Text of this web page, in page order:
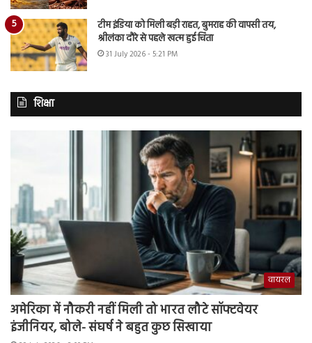
टीम इंडिया को मिली बड़ी राहत, बुमराह की वापसी तय,
श्रीलंका दौरे से पहले खत्म हुई चिंता
31 July 2026 - 5:21 PM
शिक्षा
वायरल
अमेरिका में नौकरी नहीं मिली तो भारत लौटे सॉफ्टवेयर
इंजीनियर, बोले- संघर्ष ने बहुत कुछ सिखाया